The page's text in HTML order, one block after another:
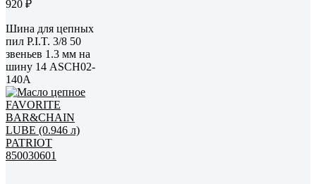
920 ₽
Шина для цепных
пил P.I.T. 3/8 50
звеньев 1.3 мм на
шину 14 ASCH02-
140A